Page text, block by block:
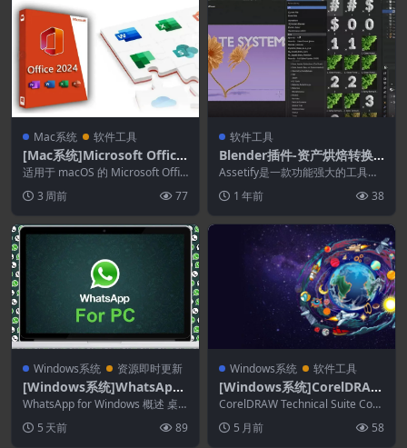
Mac系统 软件工具
[Mac系统]Microsoft Office
2024 16.111
适用于 macOS 的 Microsoft Offic
3 周前 77
软件工具
Blender插件-资产烘焙转换
导出工具 Assetify V1.0.0
Assetify是一款功能强大的工具，
简...1 年前 38
Windows系统 资源即时更新
[Windows系统]WhatsApp
for Windows 2.2629.100.0
WhatsApp for Windows 概述 桌
的...5 天前 89
Windows系统 软件工具
[Windows系统]CorelDRAW
Technical Suite 2026 27.0.
0.121
CorelDRAW Technical Suite Corp
5 月前 58